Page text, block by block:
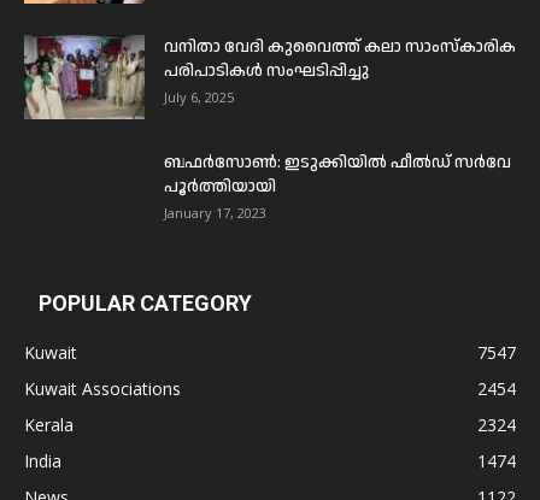
വനിതാ വേദി കുവൈത്ത് കലാ സാംസ്കാരിക
പരിപാടികൾ സംഘടിപ്പിച്ചു
July 6, 2025
ബഫര്‍സോണ്‍: ഇടുക്കിയില്‍ ഫീല്‍ഡ് സര്‍വേ
പൂര്‍ത്തിയായി
January 17, 2023
POPULAR CATEGORY
Kuwait
7547
Kuwait Associations
2454
Kerala
2324
India
1474